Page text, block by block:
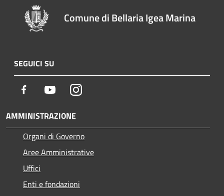
Comune di Bellaria Igea Marina
SEGUICI SU
Facebook YoutubeInstagram
AMMINISTRAZIONE
Organi di Governo
Aree Amministrative
Uffici
Enti e fondazioni